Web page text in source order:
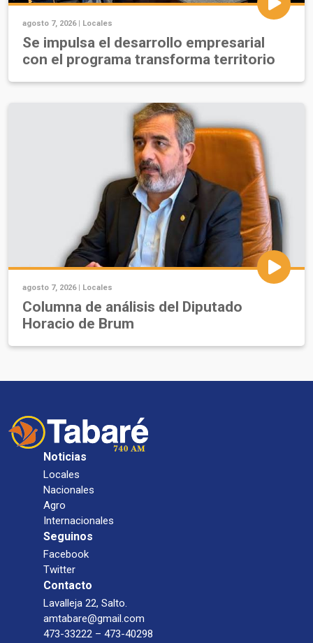
agosto 7, 2026 | Locales
Se impulsa el desarrollo empresarial
con el programa transforma territorio
agosto 7, 2026 | Locales
Columna de análisis del Diputado
Horacio de Brum
Noticias
Locales
Nacionales
Agro
Internacionales
Seguinos
Facebook
Twitter
Contacto
Lavalleja 22, Salto.
amtabare@gmail.com
473-33222 – 473-40298